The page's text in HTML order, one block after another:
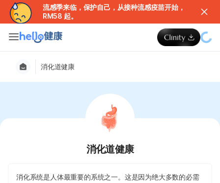
流感季来临，保护自己，从接种流感疫苗开始，
RM58 起。
消化道健康
消化道健康
消化系统是人体最重要的系统之一。这是因为绝大多数的必需